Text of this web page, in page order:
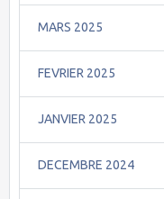
MARS 2025
FEVRIER 2025
JANVIER 2025
DECEMBRE 2024